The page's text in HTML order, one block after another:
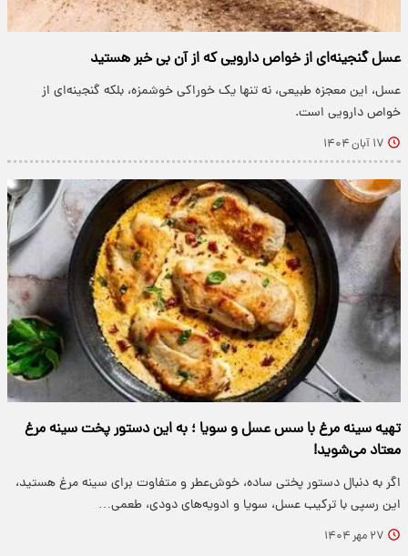
عسل گنجینه‌ای از خواص دارویی که از آن بی خبر هستید
عسل، این معجزه‌ طبیعی، نه تنها یک خوراکی خوشمزه، بلکه گنجینه‌ای از
خواص دارویی است.
۱۷ آبان ۱۴۰۴
تهیه سینه مرغ با سس عسل و سویا ؛ به این دستور پخت سینه مرغ
معتاد می‌شوید!
اگر به دنبال دستور پختی ساده، خوش‌عطر و متفاوت برای سینه مرغ هستید،
این رسپی با ترکیب عسل، سویا و ادویه‌های دودی، طعمی…
۲۷ مهر ۱۴۰۴